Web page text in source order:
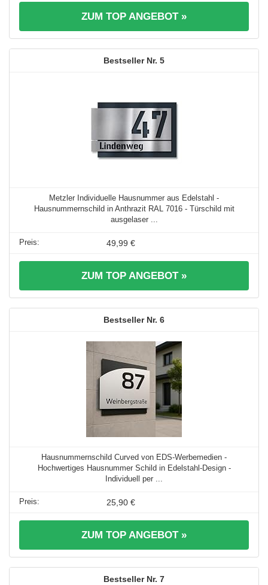
ZUM TOP ANGEBOT »
5
Metzler Individuelle Hausnummer aus Edelstahl -
Hausnummernschild in Anthrazit RAL 7016 - Türschild mit
ausgelaser ...
49,99 €
ZUM TOP ANGEBOT »
6
Hausnummernschild Curved von EDS-Werbemedien -
Hochwertiges Hausnummer Schild in Edelstahl-Design -
Individuell per ...
25,90 €
ZUM TOP ANGEBOT »
7